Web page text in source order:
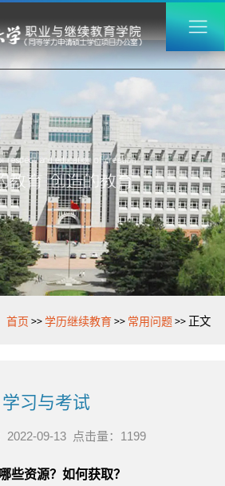
首页 >>学历继续教育>> 常用问题>> 正文
学习与考试
2022-09-13 点击量： 1199
些资源？如何获取？